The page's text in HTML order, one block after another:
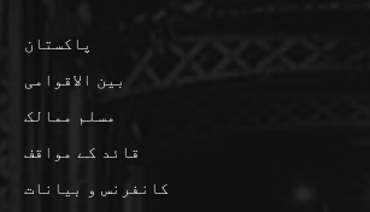
پاکستان
بین الاقوامی
مسلم ممالک
قائد کے مواقف
کانفرنس و بیانات